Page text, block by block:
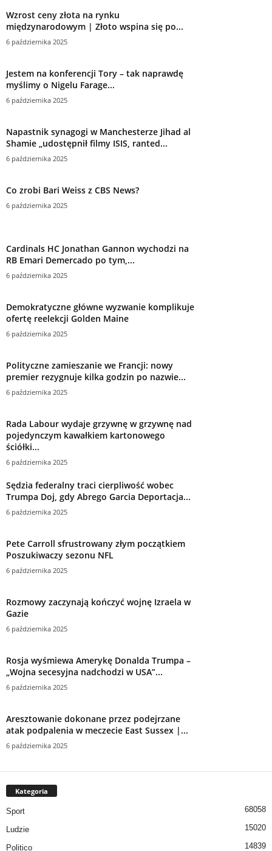
Wzrost ceny złota na rynku
międzynarodowym | Złoto wspina się po...
6 października 2025
Jestem na konferencji Tory – tak naprawdę
myślimy o Nigelu Farage...
6 października 2025
Napastnik synagogi w Manchesterze Jihad al
Shamie „udostępnił filmy ISIS, ranted...
6 października 2025
Co zrobi Bari Weiss z CBS News?
6 października 2025
Cardinals HC Jonathan Gannon wychodzi na
RB Emari Demercado po tym,...
6 października 2025
Demokratyczne główne wyzwanie komplikuje
ofertę reelekcji Golden Maine
6 października 2025
Polityczne zamieszanie we Francji: nowy
premier rezygnuje kilka godzin po nazwie...
6 października 2025
Rada Labour wydaje grzywnę w grzywnę nad
pojedynczym kawałkiem kartonowego
ściółki...
6 października 2025
Sędzia federalny traci cierpliwość wobec
Trumpa Doj, gdy Abrego Garcia Deportacja...
6 października 2025
Pete Carroll sfrustrowany złym początkiem
Poszukiwaczy sezonu NFL
6 października 2025
Rozmowy zaczynają kończyć wojnę Izraela w
Gazie
6 października 2025
Rosja wyśmiewa Amerykę Donalda Trumpa –
„Wojna secesyjna nadchodzi w USA”...
6 października 2025
Aresztowanie dokonane przez podejrzane
atak podpalenia w meczecie East Sussex |...
6 października 2025
Kategoria
Sport 68058
Ludzie 15020
Politico 14839